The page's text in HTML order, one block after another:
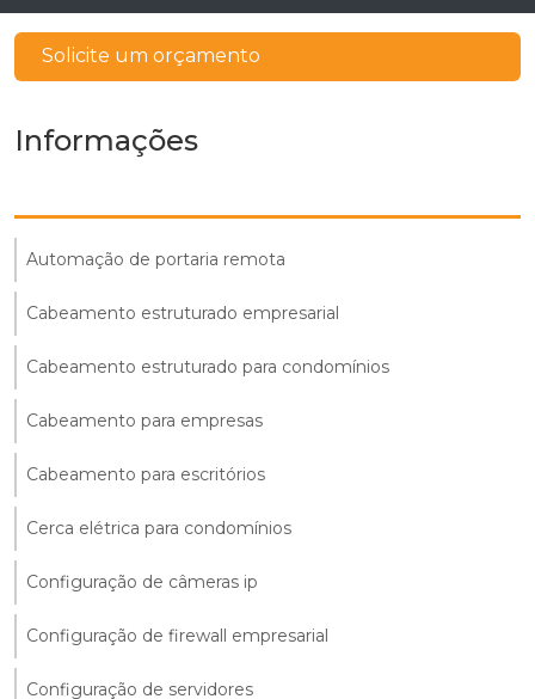
Solicite um orçamento
Informações
Automação de portaria remota
Cabeamento estruturado empresarial
Cabeamento estruturado para condomínios
Cabeamento para empresas
Cabeamento para escritórios
Cerca elétrica para condomínios
Configuração de câmeras ip
Configuração de firewall empresarial
Configuração de servidores